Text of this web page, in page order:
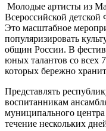
Молодые артисты из
Всероссийской
Это масштабное
популяризировать
общин России. В
юных талантов со всех
которых бережно
Представлять
воспитанникам
муниципального
течение нескольких